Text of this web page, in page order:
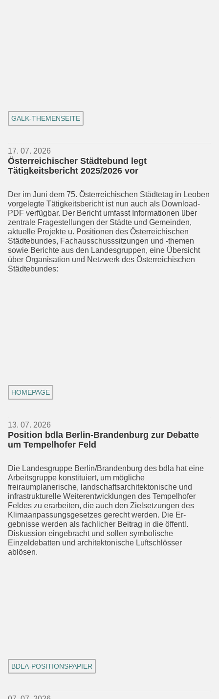
GALK-THEMENSEITE
17. 07. 2026
Österreichischer Städtebund legt
Tätigkeitsbericht 2025/2026 vor
Der im Juni dem 75. Österreichischen Städtetag in Leoben
vorgelegte Tätig­keits­bericht ist nun auch als Download-
PDF verfügbar. Der Bericht umfasst In­formationen über
zentrale Fragestellun­gen der Städte und Gemeinden,
aktuelle Projekte u. Positionen des Österreichi­schen
Städtebundes, Fachausschuss­sitzungen und -themen
sowie Berichte aus den Landesgruppen, eine Übersicht
über Organisation und Netzwerk des Österreichischen
Städtebundes:
HOMEPAGE
13. 07. 2026
Position bdla Berlin-Brandenburg zur Debatte
um Tempelhofer Feld
Die Landesgruppe Berlin/Brandenburg des bdla hat eine
Arbeitsgruppe konsti­tuiert, um mögliche
freiraumplanerische, landschaftsarchitektonische und
infra­strukturelle Weiterentwicklungen des Tempelhofer
Feldes zu erarbeiten, die auch den Zielsetzungen des
Klimaanpas­sungsgesetzes gerecht werden. Die Er­
gebnisse werden als fachlicher Beitrag in die öffentl.
Diskussion eingebracht und sollen symbolische
Einzeldebatten und architektonische Luftschlösser
ablösen.
BDLA-POSITIONSPAPIER